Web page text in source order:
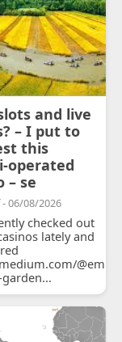
p/cucure...
and live
– I put to
this
operated
– se
- 06/08/2026
checked out
lately and